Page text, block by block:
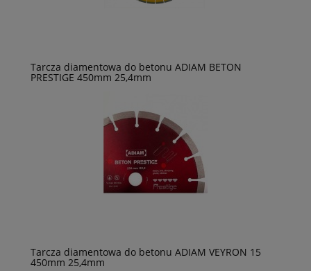
Tarcza diamentowa do betonu ADIAM BETON
PRESTIGE 450mm 25,4mm
Tarcza diamentowa do betonu ADIAM VEYRON 15
450mm 25,4mm